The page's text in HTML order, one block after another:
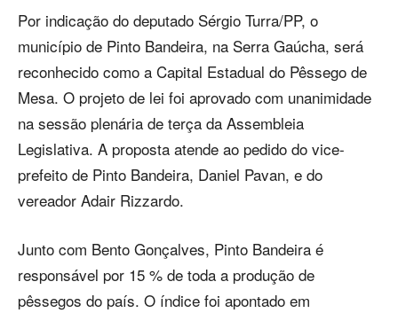
Por indicação do deputado Sérgio Turra/PP, o
município de Pinto Bandeira, na Serra Gaúcha, será
reconhecido como a Capital Estadual do Pêssego de
Mesa. O projeto de lei foi aprovado com unanimidade
na sessão plenária de terça da Assembleia
Legislativa. A proposta atende ao pedido do vice-
prefeito de Pinto Bandeira, Daniel Pavan, e do
vereador Adair Rizzardo.
Junto com Bento Gonçalves, Pinto Bandeira é
responsável por 15 % de toda a produção de
pêssegos do país. O índice foi apontado em